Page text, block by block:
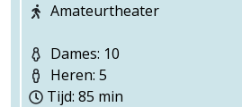
Amateurtheater
Dames: 10
Heren: 5
Tijd: 85 min